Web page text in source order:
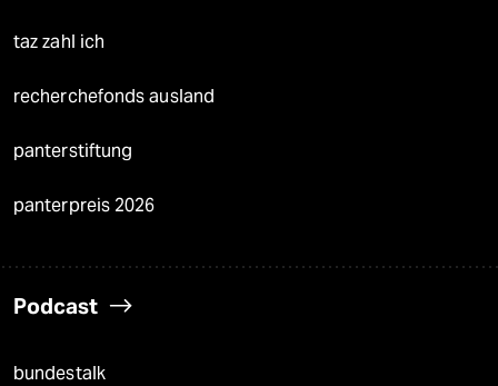
taz zahl ich
recherchefonds ausland
panterstiftung
panterpreis 2026
Podcast
bundestalk